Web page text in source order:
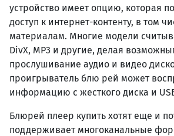
устройство имеет опцию, которая
доступ к интернет-контенту, в том
материалам. Многие модели
DivX, MP3 и другие, делая
прослушивание аудио и видео
проигрыватель блю рей может
информацию с жесткого диска и
Блюрей плеер купить хотят еще и
поддерживает многоканальные